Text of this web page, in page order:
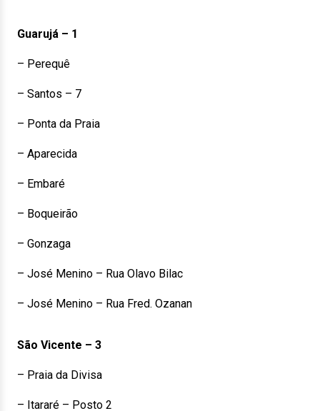
Guarujá – 1
– Perequê
– Santos – 7
– Ponta da Praia
– Aparecida
– Embaré
– Boqueirão
– Gonzaga
– José Menino – Rua Olavo Bilac
– José Menino – Rua Fred. Ozanan
São Vicente – 3
– Praia da Divisa
– Itararé – Posto 2